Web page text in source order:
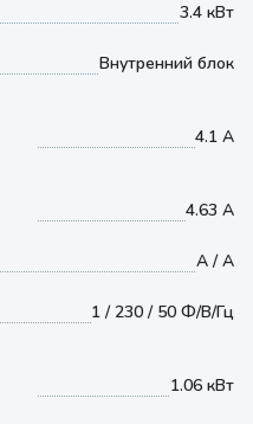
3.4 кВт
Внутренний блок
4.1 А
4.63 А
A / A
1 / 230 / 50 Ф/В/Гц
1.06 кВт